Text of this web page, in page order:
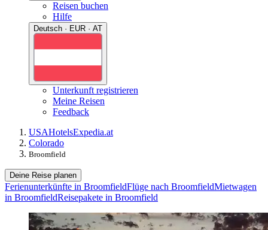
Reisen buchen
Hilfe
Deutsch · EUR · AT
Unterkunft registrieren
Meine Reisen
Feedback
USAHotelsExpedia.at
Colorado
Broomfield
Deine Reise planen
Ferienunterkünfte in BroomfieldFlüge nach BroomfieldMietwagen
in BroomfieldReisepakete in Broomfield